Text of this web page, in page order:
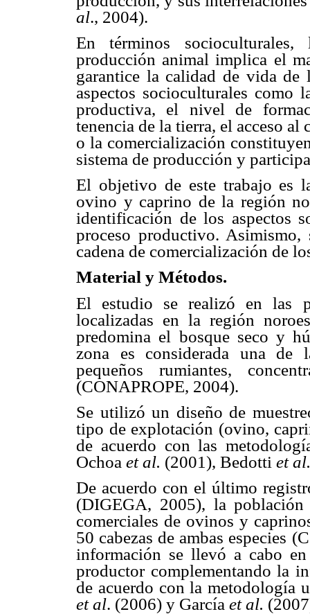
al., 2004).
En términos
producción animal implica el
garantice la calidad de vida de
aspectos socioculturales
productiva, el nivel de
tenencia de la tierra, el acceso
o la comercialización
sistema de producción y
El objetivo de este trabajo es
ovino y caprino de la región
identificación de los aspectos
proceso productivo.
cadena de comercialización de
Material y Métodos.
El estudio se realizó en las
localizadas en la región
predomina el bosque seco y
zona es considerada una de
pequeños rumiantes,
(CONAPROPE, 2004).
Se utilizó un diseño de
tipo de explotación (ovino,
de acuerdo con las
Ochoa et al. (2001), Bedotti et al.
De acuerdo con el último
(DIGEGA, 2005), la población
comerciales de ovinos y
50 cabezas de ambas especies
información se llevó a cabo
productor complementando la
de acuerdo con la
et al. (2006) y García et al.